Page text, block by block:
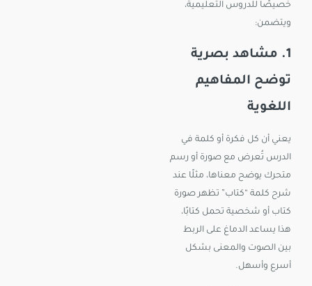
خصيصًا للدروس التعليمية،
ويتضمن:
1. مشاهد بصرية
توضح المفاهيم
اللغوية
يعني أن كل فكرة أو كلمة في
الدرس تُعرض مع صورة أو رسم
متحرك يوضح معناها، مثلًا عند
شرح كلمة “كتاب” تظهر صورة
كتاب أو شخصية تحمل كتابًا،
هذا يساعد الدماغ على الربط
بين الصوت والمعنى بشكل
أسرع وأسهل.